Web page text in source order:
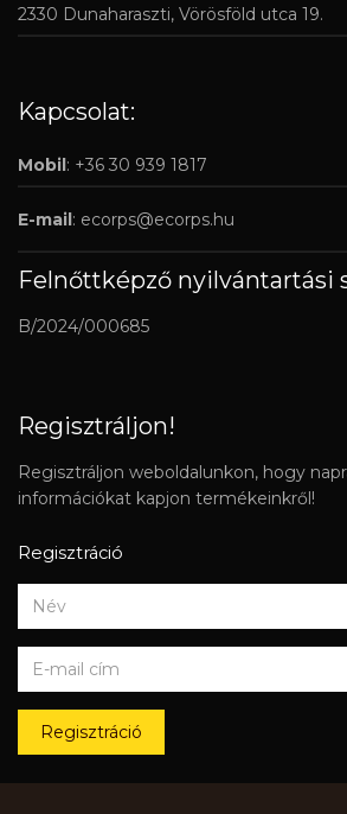
2330 Dunaharaszti, Vörösföld utca 19.
Kapcsolat:
Mobil : +36 30 939 1817
E-mail : ecorps@ecorps.hu
Felnőttképző nyilvántartási
B/2024/000685
Regisztráljon!
Regisztráljon weboldalunkon, hogy
információkat kapjon termékeinkről!
Regisztráció
Regisztráció